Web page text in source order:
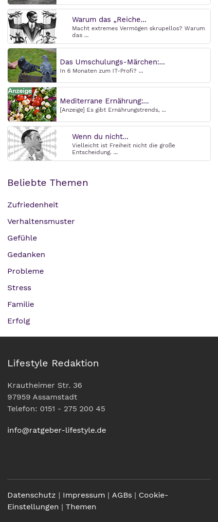
Warum das „Reiche...
Macht extremes Vermögen skrupellos? Warum
das ...
Das Umschulungs-Märchen:...
In 6 Monaten zum IT-Profi? ...
Mediterrane Ernährung:...
[Anzeige] Es gibt Ernährungstrends, ...
Wenn du nicht...
Vielleicht ist Freiheit nicht die große
Entscheidung. ...
Beliebte Themen
Zufriedenheit
Verhaltensmuster
Gefühle
Gedanken
Probleme
Stress
Familie
Erfolg
Lifestyle Redaktion
Krautheimer Str. 36
97959 Assamstadt
Telefon: 0151 - 275 200 45
info@ratgeber-lifestyle.de
Datenschutz | Impressum | AGBs | Cookie-
Einstellungen | Themen